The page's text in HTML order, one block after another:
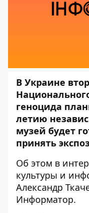
В Украине
геноцида
летию
музей будет
принять
Об этом в
культуры и
Александр
Информатор.